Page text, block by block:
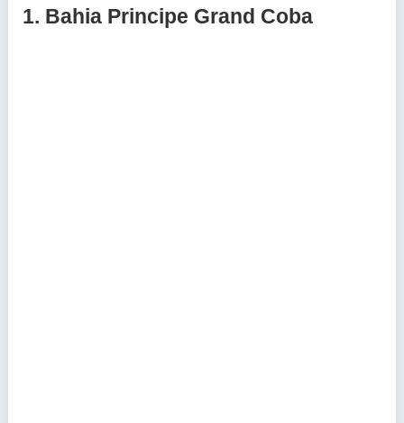
1. Bahia Principe Grand Coba